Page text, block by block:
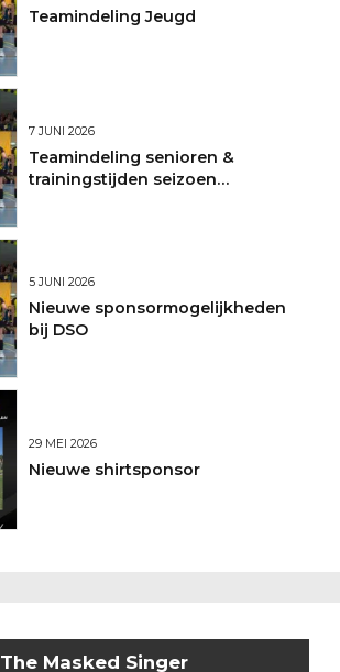
Teamindeling Jeugd
7 JUNI 2026
Teamindeling senioren &
trainingstijden seizoen
5 JUNI 2026
Nieuwe sponsormogelijkheden
bij DSO
29 MEI 2026
Nieuwe shirtsponsor
The Masked Singer